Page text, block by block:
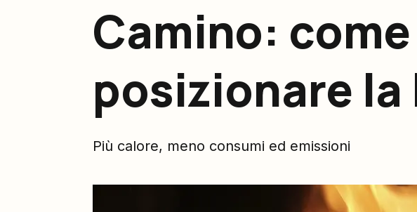
Camino:
posizionare la
Più calore, meno consumi ed emissioni